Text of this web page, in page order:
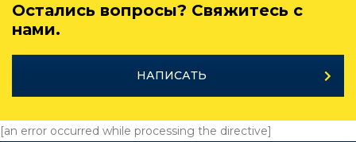
Остались вопросы? Свяжитесь с
нами.
НАПИСАТЬ
[an error occurred while processing the directive]